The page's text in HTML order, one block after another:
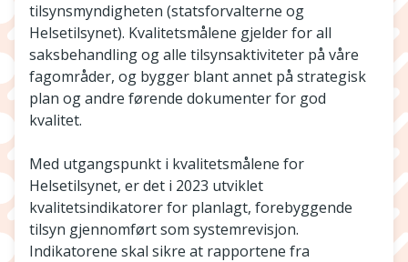
tilsynsmyndigheten (statsforvalterne og
Helsetilsynet). Kvalitetsmålene gjelder for all
saksbehandling og alle tilsynsaktiviteter på våre
fagområder, og bygger blant annet på strategisk
plan og andre førende dokumenter for god
kvalitet.
Med utgangspunkt i kvalitetsmålene for
Helsetilsynet, er det i 2023 utviklet
kvalitetsindikatorer for planlagt, forebyggende
tilsyn gjennomført som systemrevisjon.
Indikatorene skal sikre at rapportene fra